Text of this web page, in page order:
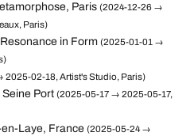
Paris (2024-12-26 →
Paris)
in Form (2025-01-01 →
02-18, Artist's Studio, Paris)
Port (2025-05-17 → 2025-05-17,
Laye, France (2025-05-24 →